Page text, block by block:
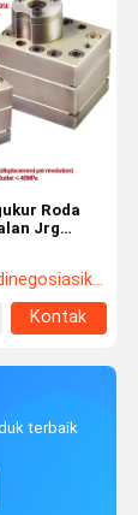
Roda
Jrg
Polimer
di
&
Kontak
terbaik